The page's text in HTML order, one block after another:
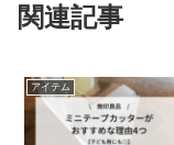
関連記事
アイテム